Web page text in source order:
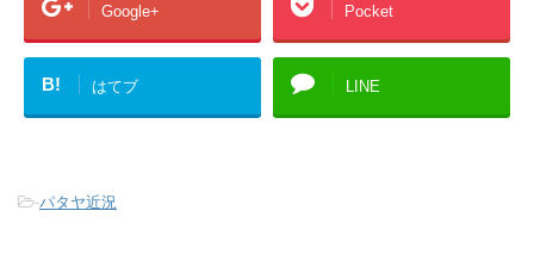
Google+ Pocket
B! はてブ LINE
-パタヤ近況